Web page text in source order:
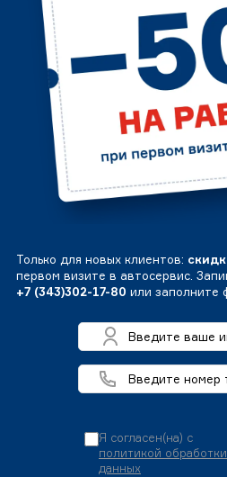
Только для новых клиентов:
первом визите в автосервис.
+7 (343)302-17-80 или заполните
Я согласен(на) с
политикой
данных